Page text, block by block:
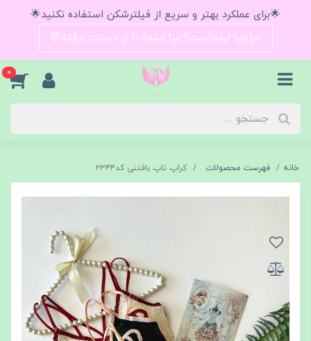
🌟برای عملکرد بهتر و سریع از فیلترشکن استفاده نکنید🌟
حراجیا اینجاست؟ بیا اینجا تا از دستت نرفته😍
0
خانه فهرست محصولات کراپ تاپ بافتنی کد۲۳۴۴